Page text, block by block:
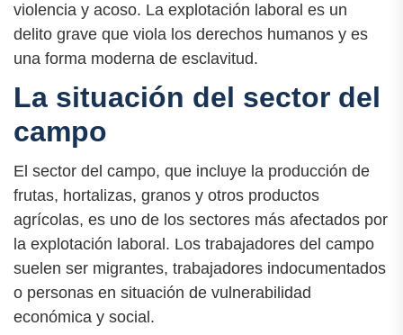
violencia y acoso. La explotación laboral es un
delito grave que viola los derechos humanos y es
una forma moderna de esclavitud.
La situación del sector del
campo
El sector del campo, que incluye la producción de
frutas, hortalizas, granos y otros productos
agrícolas, es uno de los sectores más afectados por
la explotación laboral. Los trabajadores del campo
suelen ser migrantes, trabajadores indocumentados
o personas en situación de vulnerabilidad
económica y social.